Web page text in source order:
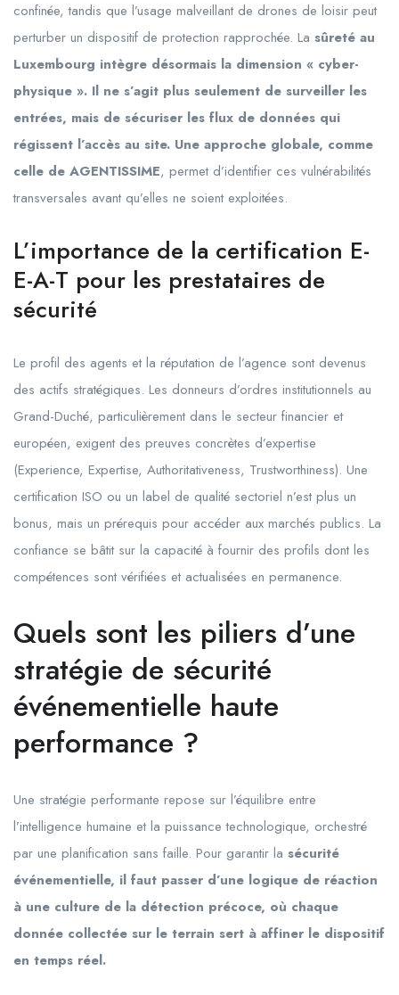
confinée, tandis que l’usage malveillant de drones de loisir peut
perturber un dispositif de protection rapprochée. La sûreté au
Luxembourg intègre désormais la dimension « cyber-
physique ». Il ne s’agit plus seulement de surveiller les
entrées, mais de sécuriser les flux de données qui
régissent l’accès au site. Une approche globale, comme
celle de AGENTISSIME, permet d’identifier ces vulnérabilités
transversales avant qu’elles ne soient exploitées.
L’importance de la certification E-
E-A-T pour les prestataires de
sécurité
Le profil des agents et la réputation de l’agence sont devenus
des actifs stratégiques. Les donneurs d’ordres institutionnels au
Grand-Duché, particulièrement dans le secteur financier et
européen, exigent des preuves concrètes d’expertise
(Experience, Expertise, Authoritativeness, Trustworthiness). Une
certification ISO ou un label de qualité sectoriel n’est plus un
bonus, mais un prérequis pour accéder aux marchés publics. La
confiance se bâtit sur la capacité à fournir des profils dont les
compétences sont vérifiées et actualisées en permanence.
Quels sont les piliers d’une
stratégie de sécurité
événementielle haute
performance ?
Une stratégie performante repose sur l’équilibre entre
l’intelligence humaine et la puissance technologique, orchestré
par une planification sans faille. Pour garantir la sécurité
événementielle, il faut passer d’une logique de réaction
à une culture de la détection précoce, où chaque
donnée collectée sur le terrain sert à affiner le dispositif
en temps réel.